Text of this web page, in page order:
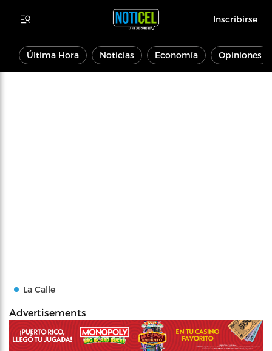
Inscribirse
Última Hora Noticias Economía Opiniones
La Calle
Advertisements